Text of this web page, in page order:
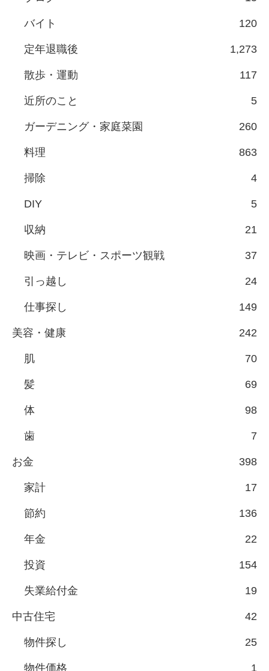
バイト 120
定年退職後 1,273
散歩・運動 117
近所のこと 5
ガーデニング・家庭菜園 260
料理 863
掃除 4
DIY 5
収納 21
映画・テレビ・スポーツ観戦 37
引っ越し 24
仕事探し 149
美容・健康 242
肌 70
髪 69
体 98
歯 7
お金 398
家計 17
節約 136
年金 22
投資 154
失業給付金 19
中古住宅 42
物件探し 25
物件価格 1